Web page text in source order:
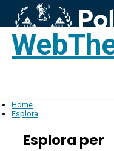
Home
Esplora
Esplora per